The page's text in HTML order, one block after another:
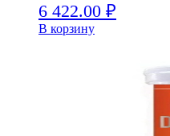
6 422.00 ₽
В корзину